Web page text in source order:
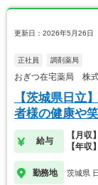
更新日：2026年5月26日
正社員 調剤薬局
おぎつ在宅薬局 株
【茨城県日立
者様の健康や
給与
【月収
【年収
勤務地 茨城県